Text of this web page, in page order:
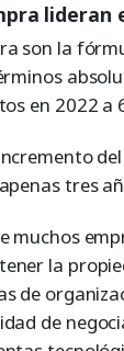
lideran
son la
en 2022 a
tres
muchos
la
de
de